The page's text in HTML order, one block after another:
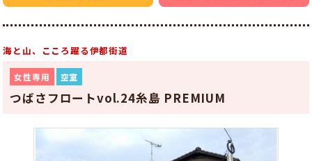
海と山、こころ躍る伊都街道
女性専用 空室
つばさフロートvol.24糸島 PREMIUM